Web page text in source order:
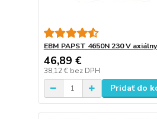
EBM PAPST 4650N 230 V
46,89 €
38,12 € bez DPH
Pridať do